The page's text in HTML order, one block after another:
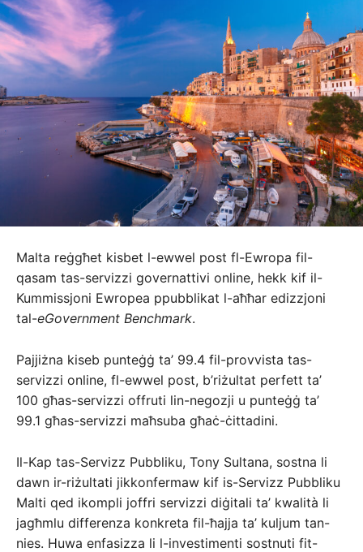
Malta reġgħet kisbet l-ewwel post fl-Ewropa fil-
qasam tas-servizzi governattivi online, hekk kif il-
Kummissjoni Ewropea ppubblikat l-aħħar edizzjoni
tal-eGovernment Benchmark.
Pajjiżna kiseb punteġġ ta’ 99.4 fil-provvista tas-
servizzi online, fl-ewwel post, b’riżultat perfett ta’
100 għas-servizzi offruti lin-negozji u punteġġ ta’
99.1 għas-servizzi maħsuba għaċ-ċittadini.
Il-Kap tas-Servizz Pubbliku, Tony Sultana, sostna li
dawn ir-riżultati jikkonfermaw kif is-Servizz Pubbliku
Malti qed ikompli joffri servizzi diġitali ta’ kwalità li
jagħmlu differenza konkreta fil-ħajja ta’ kuljum tan-
nies. Huwa enfasizza li l-investimenti sostnuti fit-